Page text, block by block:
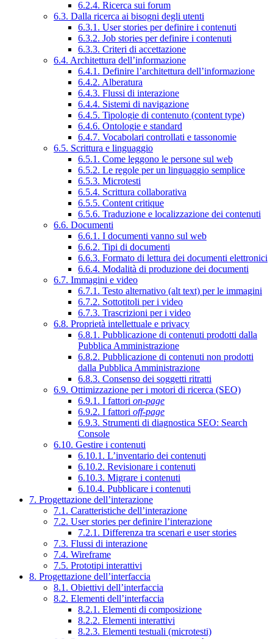
6.2.4. Ricerca sui forum
6.3. Dalla ricerca ai bisogni degli utenti
6.3.1. User stories per definire i contenuti
6.3.2. Job stories per definire i contenuti
6.3.3. Criteri di accettazione
6.4. Architettura dell’informazione
6.4.1. Definire l’architettura dell’informazione
6.4.2. Alberatura
6.4.3. Flussi di interazione
6.4.4. Sistemi di navigazione
6.4.5. Tipologie di contenuto (content type)
6.4.6. Ontologie e standard
6.4.7. Vocabolari controllati e tassonomie
6.5. Scrittura e linguaggio
6.5.1. Come leggono le persone sul web
6.5.2. Le regole per un linguaggio semplice
6.5.3. Microtesti
6.5.4. Scrittura collaborativa
6.5.5. Content critique
6.5.6. Traduzione e localizzazione dei contenuti
6.6. Documenti
6.6.1. I documenti vanno sul web
6.6.2. Tipi di documenti
6.6.3. Formato di lettura dei documenti elettronici
6.6.4. Modalità di produzione dei documenti
6.7. Immagini e video
6.7.1. Testo alternativo (alt text) per le immagini
6.7.2. Sottotitoli per i video
6.7.3. Trascrizioni per i video
6.8. Proprietà intellettuale e privacy
6.8.1. Pubblicazione di contenuti prodotti dalla
Pubblica Amministrazione
6.8.2. Pubblicazione di contenuti non prodotti
dalla Pubblica Amministrazione
6.8.3. Consenso dei soggetti ritratti
6.9. Ottimizzazione per i motori di ricerca (SEO)
6.9.1. I fattori on-page
6.9.2. I fattori off-page
6.9.3. Strumenti di diagnostica SEO: Search
Console
6.10. Gestire i contenuti
6.10.1. L’inventario dei contenuti
6.10.2. Revisionare i contenuti
6.10.3. Migrare i contenuti
6.10.4. Pubblicare i contenuti
7. Progettazione dell’interazione
7.1. Caratteristiche dell’interazione
7.2. User stories per definire l’interazione
7.2.1. Differenza tra scenari e user stories
7.3. Flussi di interazione
7.4. Wireframe
7.5. Prototipi interattivi
8. Progettazione dell’interfaccia
8.1. Obiettivi dell’interfaccia
8.2. Elementi dell’interfaccia
8.2.1. Elementi di composizione
8.2.2. Elementi interattivi
8.2.3. Elementi testuali (microtesti)